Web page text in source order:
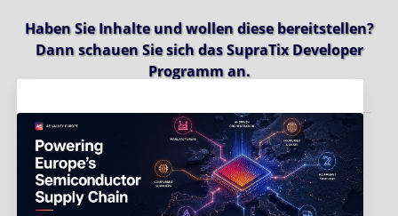
Haben Sie Inhalte und wollen diese bereitstellen?
Dann schauen Sie sich dasSupraTix Developer
Programman.